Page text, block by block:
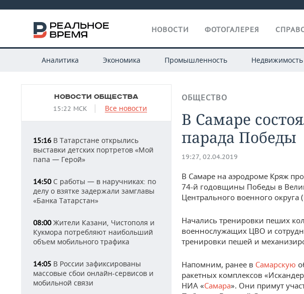
НОВОСТИ ФОТОГАЛЕРЕЯ
Аналитика Экономика Промышленность Недвижимость
НОВОСТИ ОБЩЕСТВА
15:22 МСК Все новости
15:16 В Татарстане открылись
выставки детских портретов «Мой
папа — Герой»
14:50С работы — в наручниках: по
делу о взятке задержали замглавы
«Банка Татарстан»
08:00Жители Казани, Чистополя и
Кукмора потребляют наибольший
объем мобильного трафика
14:05 В России зафиксированы
массовые сбои онлайн-сервисов и
мобильной связи
ОБЩЕСТВО
В Самаре
парада Победы
19:27, 02.04.2019
В Самаре на аэродроме Кряж
74-й годовщины Победы в
Центрального военного округа
Начались тренировки пеших
военнослужащих ЦВО и
тренировки пешей и
Напомним, ранее в Самарскую
ракетных комплексов
НИА «Самара». Они примут